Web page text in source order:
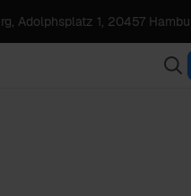
Adolphsplatz 1, 20457